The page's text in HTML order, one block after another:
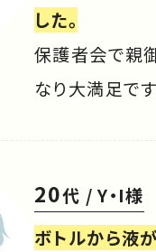
した。
保護者会で親
なり大満足です
20代 / Y・I様
ボトルから液